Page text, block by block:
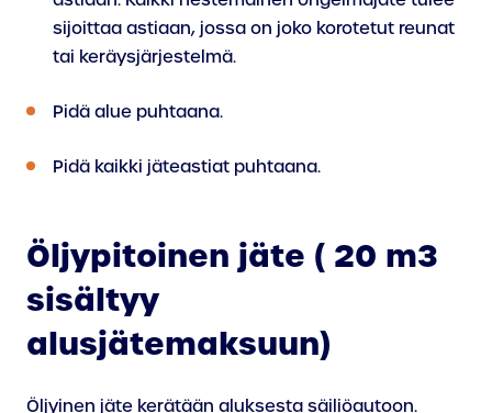
sijoittaa astiaan, jossa on joko korotetut reunat
tai keräysjärjestelmä.
Pidä alue puhtaana.
Pidä kaikki jäteastiat puhtaana.
Öljypitoinen jäte ( 20 m3
sisältyy
alusjätemaksuun)
Öljyinen jäte kerätään aluksesta säiliöautoon.